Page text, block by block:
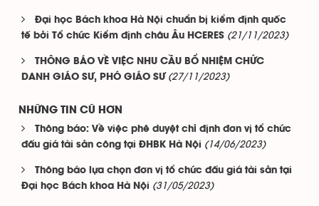
Đại học Bách khoa Hà Nội chuẩn bị kiểm định quốc
tế bởi Tổ chức Kiểm định châu Âu HCERES (21/11/2023)
THÔNG BÁO VỀ VIỆC NHU CẦU BỔ NHIỆM CHỨC
DANH GIÁO SƯ, PHÓ GIÁO SƯ (27/11/2023)
NHỮNG TIN CŨ HƠN
Thông báo: Về việc phê duyệt chỉ định đơn vị tổ chức
đấu giá tài sản công tại ĐHBK Hà Nội (14/06/2023)
Thông báo lựa chọn đơn vị tổ chức đấu giá tài sản tại
Đại học Bách khoa Hà Nội (31/05/2023)